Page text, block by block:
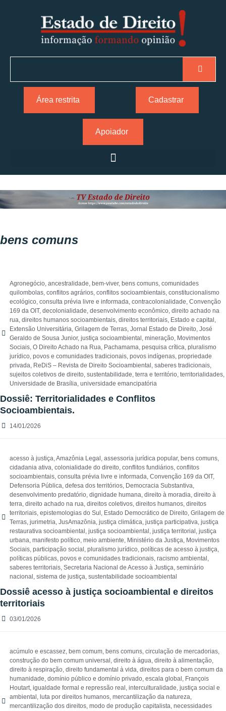
Área restrita Cadastrar
Apoiador
bens comuns
Agronegócio, ancestralidade, bem-viver, bens comuns, comunidades
quilombolas, conflitos agrários, conflitos socioambientais, constitucionalismo
ecológico, consulta prévia livre e informada, contracolonialidade, Convenção
169 da OIT, decolonialidade, desenvolvimento econômico, direito achado na
rua, direitos humanos socioambientais, direitos territoriais, Estado e capital ,
Extensão Universitária, Grilagem de Terras, Jornal Estado de Direito, José
Geraldo de Sousa Junior, justiça socioambiental , mineração, Movimentos
Sociais, O Direito Achado na Rua, Pachamama, pesquisa crítica, pluralismo
jurídico, povos e comunidades tradicionais, povos indígenas, propriedade
privada, ReDiS – Revista de Direito Socioambiental , saberes tradicionais,
sujeitos coletivos de direito, sustentabilidade, terra e território, territorialidades,
Universidade de Brasília, universidade emancipatória
Dossiê: Territorialidades e Conflitos
Socioambientais.
14/01/2026
acesso à justiça,Amazônia Legal , assessoria jurídica popular, bens comuns,
cidadania ativa, colonialidade do direito, conflitos fundiários, conflitos
socioambientais, consulta prévia livre e informada, Convenção 169 da OIT,
Defensoria Pública, defesa dos territórios, Democracia Substantiva,
desenvolvimento predatório, dignidade humana, direito à moradia, direito à
terra, direito achado na rua, direitos coletivos, direitos humanos, direitos
territoriais, epistemologias do Sul , Estado Democrático de Direito, Grilagem de
Terras, jurimetria, JusAmazônia, justiça climática, justiça participativa, justiça
restaurativa socioambiental , justiça socioambiental , justiça territorial , justiça
urbana, manifesto político, meio ambiente, Ministério da Justiça, Movimentos
Sociais, participação social , pluralismo jurídico, políticas de acesso à justiça,
políticas públicas, povos e comunidades tradicionais, racismo ambiental ,
saberes territoriais, Secretaria Nacional de Acesso à Justiça, seminário
nacional , sistema de justiça, sustentabilidade socioambiental
Dossiê acesso à justiça socioambiental e direitos
territoriais
03/01/2026
acúmulo e escassez, bem comum, bens comuns, circulação de mercadorias,
construção do bem comum universal , direito à água, direito à alimentação,
direito à respiração, direito fundamental à vida, direitos para o bem comum da
humanidade, domínio público e domínio privado, escala global , François
Houtart, igualdade formal e repressão real , interculturalidade, justiça social e
ambiental , luta por direitos humanos, mercantilização da natureza,
mercantilização dos direitos, modo de produção capitalista, necessidades